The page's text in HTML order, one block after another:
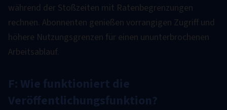
während der Stoßzeiten mit Ratenbegrenzungen
rechnen. Abonnenten genießen vorrangigen Zugriff und
höhere Nutzungsgrenzen für einen ununterbrochenen
Arbeitsablauf.
F: Wie funktioniert die
Veröffentlichungsfunktion?